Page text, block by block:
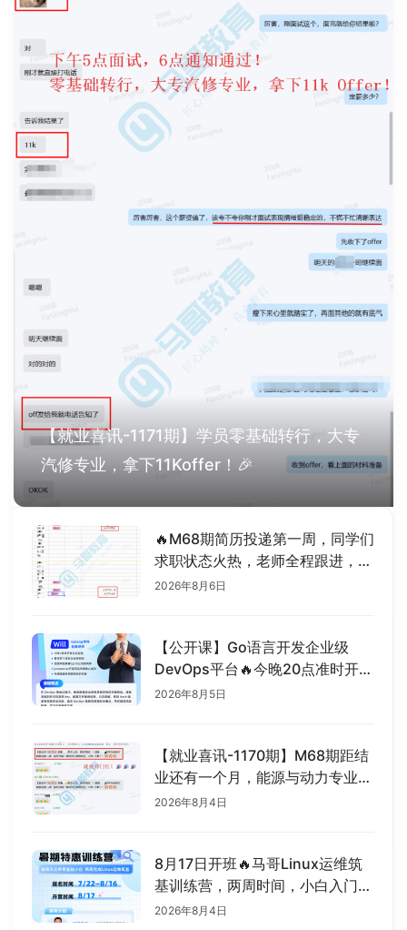
【就业喜讯-1171期】学员零基础转行，大专
汽修专业，拿下11Koffer！🎉
🔥M68期简历投递第一周，同学们
求职状态火热，老师全程跟进，帮
宝子们复盘面试！
2026年8月6日
【公开课】Go语言开发企业级
DevOps平台🔥今晚20点准时开
播！
2026年8月5日
【就业喜讯-1170期】M68期距结
业还有一个月，能源与动力专业、
零基础转行学员，率先传来捷报！
2026年8月4日
8月17日开班🔥马哥Linux运维筑
基训练营，两周时间，小白入门
+微项目实战，攒出可写进简历的
2026年8月4日